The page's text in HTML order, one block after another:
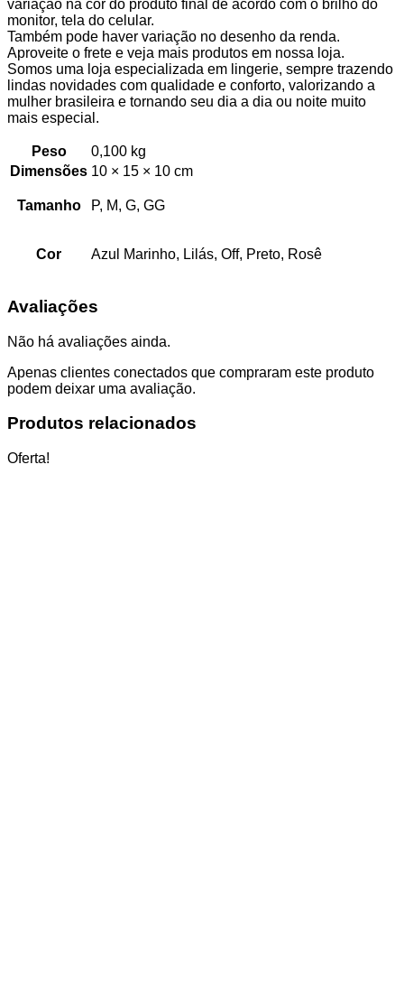
variação na cor do produto final de acordo com o brilho do
monitor, tela do celular.
Também pode haver variação no desenho da renda.
Aproveite o frete e veja mais produtos em nossa loja.
Somos uma loja especializada em lingerie, sempre trazendo
lindas novidades com qualidade e conforto, valorizando a
mulher brasileira e tornando seu dia a dia ou noite muito
mais especial.
Peso
0,100 kg
Dimensões 10 × 15 × 10 cm
Tamanho P, M, G, GG
Cor Azul Marinho, Lilás, Off, Preto, Rosê
Avaliações
Não há avaliações ainda.
Apenas clientes conectados que compraram este produto
podem deixar uma avaliação.
Produtos relacionados
Oferta!